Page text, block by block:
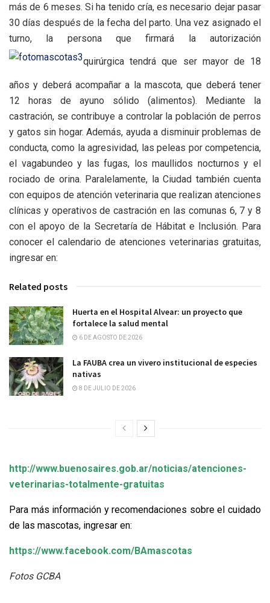
más de 6 meses. Si ha tenido cría, es necesario dejar pasar
30 días después de la fecha del parto. Una vez asignado el
turno, la persona que firmará la autorización
quirúrgica tendrá que ser mayor de 18
años y deberá acompañar a la mascota, que deberá tener
12 horas de ayuno sólido (alimentos). Mediante la
castración, se contribuye a controlar la población de perros
y gatos sin hogar. Además, ayuda a disminuir problemas de
conducta, como la agresividad, las peleas por competencia,
el vagabundeo y las fugas, los maullidos nocturnos y el
rociado de orina. Paralelamente, la Ciudad también cuenta
con equipos de atención veterinaria que realizan atenciones
clínicas y operativos de castración en las comunas 6, 7 y 8
con el apoyo de la Secretaría de Hábitat e Inclusión. Para
conocer el calendario de atenciones veterinarias gratuitas,
ingresar en:
Related posts
Huerta en el Hospital Alvear: un proyecto que
fortalece la salud mental
6 DE AGOSTO DE 2026
La FAUBA crea un vivero institucional de especies
nativas
8 DE JULIO DE 2026
http://www.buenosaires.gob.ar/noticias/atenciones-
veterinarias-totalmente-gratuitas
Para más información y recomendaciones sobre el cuidado
de las mascotas, ingresar en:
https://www.facebook.com/BAmascotas
Fotos GCBA